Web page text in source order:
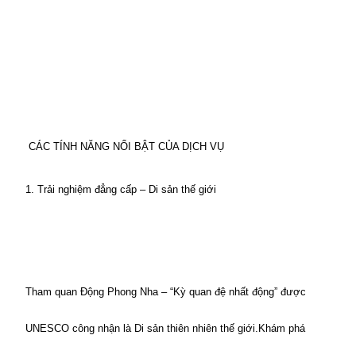
CÁC TÍNH NĂNG NỔI BẬT CỦA DỊCH VỤ
1. Trải nghiệm đẳng cấp – Di sản thế giới
Tham quan Động Phong Nha – “Kỳ quan đệ nhất động” được
UNESCO công nhận là Di sản thiên nhiên thế giới.Khám phá